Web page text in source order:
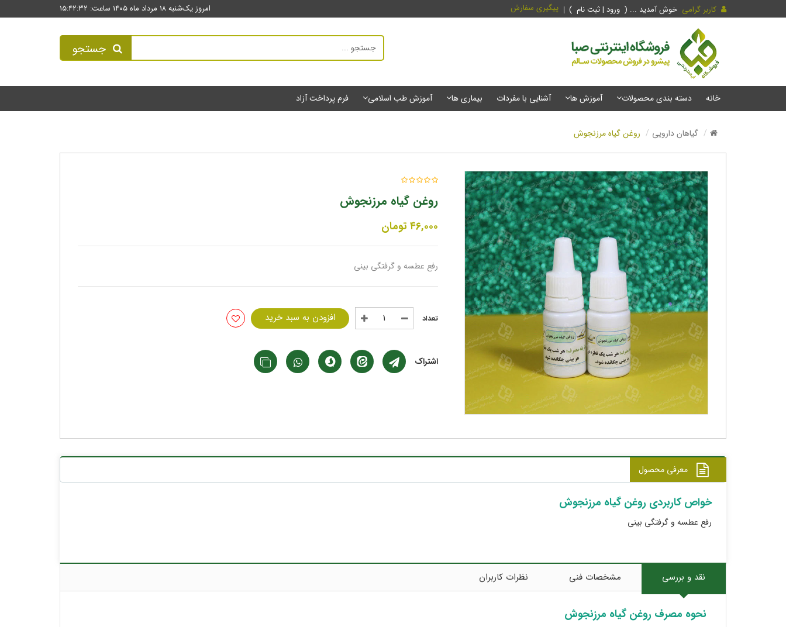
کاربر گرامی خوش آمدید ... ( ورود | ثبت نام ) پیگیری سفارش امروز یک‌شنبه ۱۸ مرداد ماه ۱۴۰۵ ساعت: ۱۵:۴۲:۳۲
جستجو
خانه دسته بندی محصولات آموزش ها آشنایی با مفردات بیماری ها آموزش طب اسلامی فرم پرداخت آزاد
گیاهان دارویی روغن گیاه مرزنجوش
روغن گیاه مرزنجوش
۴۶,۰۰۰تومان
رفع عطسه و گرفتگی بینی
افزودن به سبد خرید
اشتراک
معرفی محصول
خواص کاربردی روغن گیاه مرزنجوش
رفع عطسه و گرفتگی بینی
نقد و بررسی مشخصات فنی نظرات کاربران
نحوه مصرف روغن گیاه مرزنجوش